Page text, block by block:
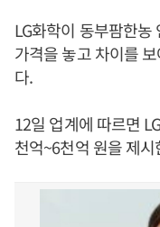
LG화학이 동부팜한
가격을 놓고 차이를
다.
12일 업계에 따르면
천억~6천억 원을 제